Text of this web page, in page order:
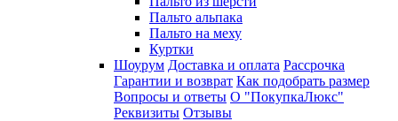
Пальто альпака
Пальто на меху
Куртки
Шоурум Доставка и оплата Рассрочка
Гарантии и возврат Как подобрать размер
Вопросы и ответы О "ПокупкаЛюкс"
Реквизиты Отзывы